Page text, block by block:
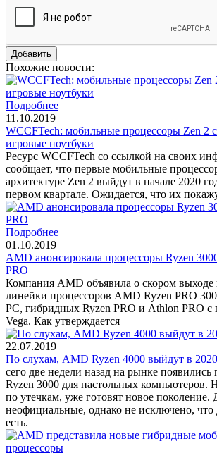
Похожие новости:
Подробнее
11.10.2019
WCCFTech: мобильные процессоры Zen 2
игровые ноутбуки
Ресурс WCCFTech со ссылкой на своих
сообщает, что первые мобильные
архитектуре Zen 2 выйдут в начале 2020
первом квартале. Ожидается, что их
Подробнее
01.10.2019
АMD анонсировала процессоры Ryzen
PRO
Компания AMD объявила о скором
линейки процессоров AMD Ryzen PRO
PC, гибридных Ryzen PRO и Athlon PRO с
Vega. Как утверждается
22.07.2019
По слухам, AMD Ryzen 4000 выйдут в
сего две недели назад на рынке
Ryzen 3000 для настольных компьютеров.
по утечкам, уже готовят новое поколение.
неофициальные, однако не исключено,
есть.